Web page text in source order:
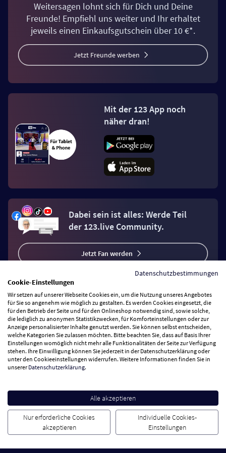
Weitersagen lohnt sich für Dich und Deine
Freunde! Empfiehl uns weiter und Ihr erhaltet
jeweils einen Einkaufsgutschein über 10 €*.
Jetzt Freunde werben
Mit der 123 App noch
näher dran!
Dabei sein ist alles: Werde Teil
der 123.live Community.
Jetzt Fan werden
Vertrag widerrufen
Zahlungsarten
Wir versenden mit
Service Hotline
Besuchen Sie uns
Datenschutzbestimmungen
Cookie-Einstellungen
Wir setzen auf unserer Webseite Cookies ein, um die Nutzung unseres Angebotes
für Sie so angenehm wie möglich zu gestalten. Es werden Cookies eingesetzt, die
für den Betrieb der Seite und für den Onlineshop notwendig sind, sowie solche,
die lediglich zu anonymen Statistikzwecken, für Komforteinstellungen oder zur
Anzeige personalisierter Inhalte genutzt werden. Sie können selbst entscheiden,
welche Kategorien Sie zulassen möchten. Bitte beachten Sie, dass auf Basis Ihrer
Einstellungen womöglich nicht mehr alle Funktionalitäten der Seite zur Verfügung
stehen. Ihre Einwilligung können Sie jederzeit in der Datenschutzerklärung oder
unter den Cookieeinstellungen widerrufen. Weitere Informationen finden Sie in
unsererDatenschutzerklärung.
Alle akzeptieren
Nur erforderliche Cookies
akzeptieren
Individuelle Cookies-
Einstellungen